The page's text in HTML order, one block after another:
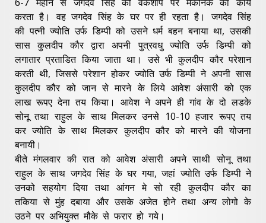
करता है। वह जगदेव सिंह के घर पर ही रहता है। जगदेव सिंह
की पत्नी ज्योति उर्फ डिम्पी को उसने धर्म बहन बनाया था, उसकी
सास कुलदीप कौर द्वारा अपनी पुत्रवधु ज्योति उर्फ डिम्पी को
लगातार प्रताडित किया जाता था। उसे भी कुलदीप कौर परेशान
करती थी, जिससे परेशान होकर ज्योति उर्फ डिम्पी ने अपनी सास
कुलदीप कौर को जान से मारने के लिये आवेश अंसारी को एक
लाख रूपए देना तय किया। आवेश ने अपने ही गांव के दो लडके
सोनू तथा राहुल के साथ मिलकर उनसे 10-10 हजार रूपए तय
कर ज्योति के साथ मिलकर कुलदीप कौर को मारने की योजना
बनायी।
बीते मंगलवार की रात को आवेश अंसारी अपने साथी सोनू तथा
राहुल के साथ जगदेव सिंह के घर गया, जहां ज्योति उर्फ डिम्पी ने
उनको सहयोग दिया तथा आंगन मे सो रही कुलदीप कौर का
तकिया से मुंह दबाया और उसके अजेत होने तथा अन्य लोगो के
उठने पर अभियुक्त मौके से फरार हो गये।